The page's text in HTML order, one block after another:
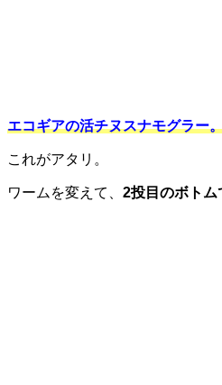
エコギアの活チヌスナモグラー
これがアタリ。
ワームを変えて、 2投目のボトム